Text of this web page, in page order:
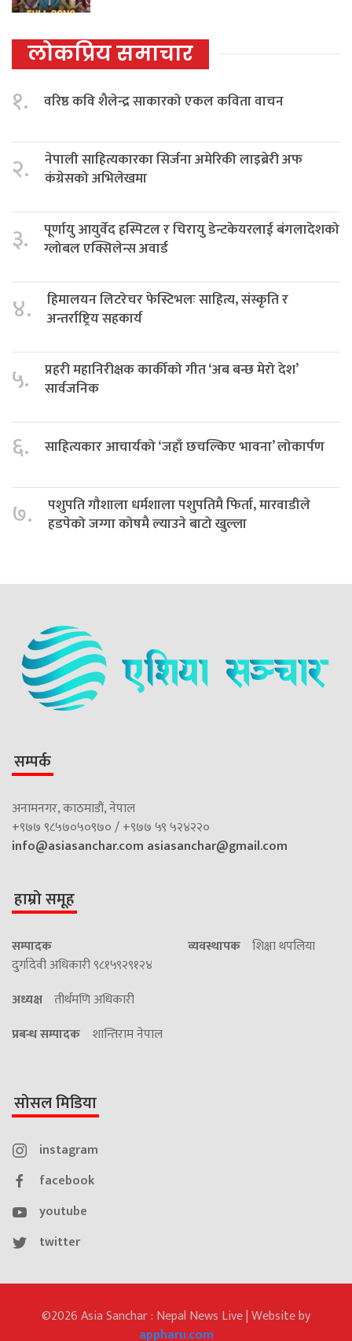
लोकप्रिय समाचार
१. वरिष्ठ कवि शैलेन्द्र साकारको एकल कविता वाचन
२.
नेपाली साहित्यकारका सिर्जना अमेरिकी लाइब्रेरी अफ
कंग्रेसको अभिलेखमा
३.
पूर्णायु आयुर्वेद हस्पिटल र चिरायु डेन्टकेयरलाई बंगलादेशको
ग्लोबल एक्सिलेन्स अवार्ड
४.
हिमालयन लिटरेचर फेस्टिभलः साहित्य, संस्कृति र
अन्तर्राष्ट्रिय सहकार्य
५.
प्रहरी महानिरीक्षक कार्कीको गीत ‘अब बन्छ मेरो देश’
सार्वजनिक
६. साहित्यकार आचार्यको ‘जहाँ छचल्किए भावना’ लोकार्पण
७.
पशुपति गौशाला धर्मशाला पशुपतिमै फिर्ता, मारवाडीले
हडपेको जग्गा कोषमै ल्याउने बाटो खुल्ला
सम्पर्क
अनामनगर, काठमाडौं, नेपाल
+९७७ ९८५७०५०९७० / +९७७ ५९ ५२४२२०
info@asiasanchar.com asiasanchar@gmail.com
हाम्रो समूह
सम्पादक
दुर्गादेवी अधिकारी ९८१५९२९१२४
व्यवस्थापक शिक्षा थपलिया
अध्यक्ष तीर्थमणि अधिकारी
प्रबन्ध सम्पादक शान्तिराम नेपाल
सोसल मिडिया
instagram
facebook
youtube
twitter
©2026 Asia Sanchar : Nepal News Live | Website by
appharu.com